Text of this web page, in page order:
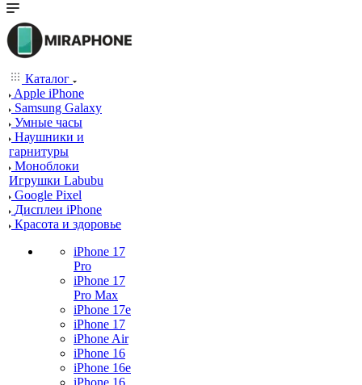
Каталог
Apple iPhone
Samsung Galaxy
Умные часы
Наушники и
гарнитуры
Моноблоки
Игрушки Labubu
Google Pixel
Дисплеи iPhone
Красота и здоровье
iPhone 17
Pro
iPhone 17
Pro Max
iPhone 17e
iPhone 17
iPhone Air
iPhone 16
iPhone 16e
iPhone 16